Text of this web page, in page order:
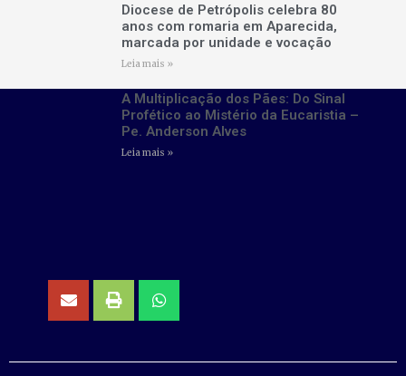
Diocese de Petrópolis celebra 80
anos com romaria em Aparecida,
marcada por unidade e vocação
Leia mais »
A Multiplicação dos Pães: Do Sinal
Profético ao Mistério da Eucaristia –
Pe. Anderson Alves
Leia mais »